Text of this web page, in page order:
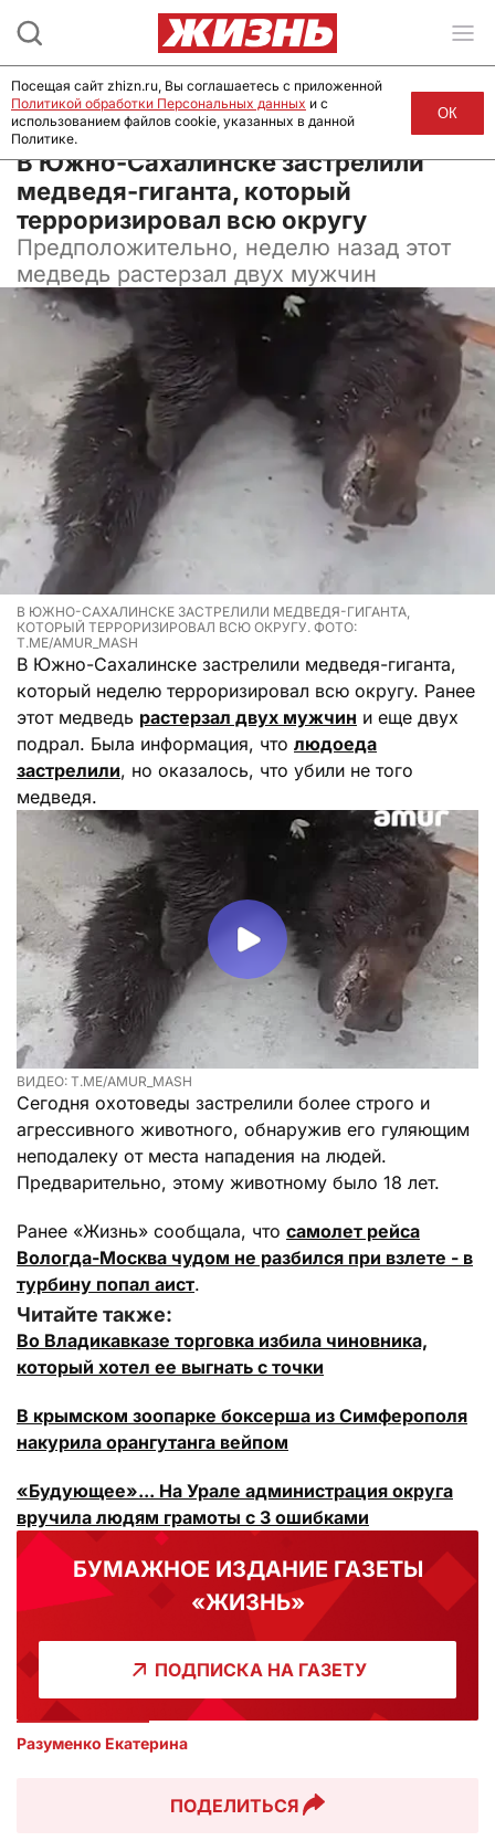
01 июля 2025, 07:00
В Южно-Сахалинске застрелили
медведя-гиганта, который
терроризировал всю округу
Предположительно, неделю назад этот
медведь растерзал двух мужчин
В ЮЖНО-САХАЛИНСКЕ ЗАСТРЕЛИЛИ МЕДВЕДЯ-ГИГАНТА,
КОТОРЫЙ ТЕРРОРИЗИРОВАЛ ВСЮ ОКРУГУ. ФОТО:
T.ME/AMUR_MASH
В Южно-Сахалинске застрелили медведя-гиганта,
который неделю терроризировал всю округу. Ранее
этот медведь растерзал двух мужчин и еще двух
подрал. Была информация, что людоеда
застрелили, но оказалось, что убили не того
медведя.
ВИДЕО: T.ME/AMUR_MASH
Сегодня охотоведы застрелили более строго и
агрессивного животного, обнаружив его гуляющим
неподалеку от места нападения на людей.
Предварительно, этому животному было 18 лет.
Ранее «Жизнь» сообщала, что самолет рейса
Вологда-Москва чудом не разбился при взлете - в
турбину попал аист.
Читайте также:
Во Владикавказе торговка избила чиновника,
который хотел ее выгнать с точки
В крымском зоопарке боксерша из Симферополя
накурила орангутанга вейпом
«Будующее»... На Урале администрация округа
вручила людям грамоты с 3 ошибками
БУМАЖНОЕ ИЗДАНИЕ ГАЗЕТЫ
«ЖИЗНЬ»
ПОДПИСКА НА ГАЗЕТУ
Разуменко Екатерина
ПОДЕЛИТЬСЯ
Посещая сайт zhizn.ru, Вы соглашаетесь с приложенной
Политикой обработки Персональных данных и с
использованием файлов cookie, указанных в данной
Политике.
ОК